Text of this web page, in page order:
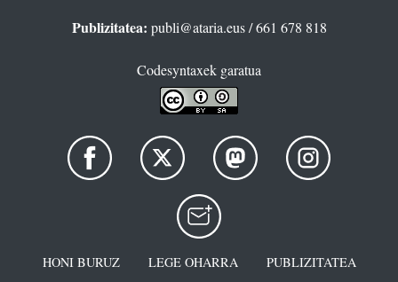
Publizitatea: publi@ataria.eus/ 661 678 818
Codesyntaxek garatua
HONI BURUZ LEGE OHARRA
PUBLIZITATEA